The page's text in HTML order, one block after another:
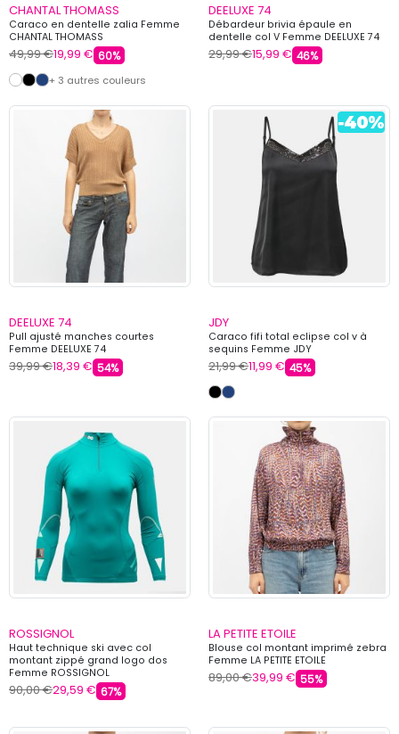
CHANTAL THOMASS
Caraco en dentelle zalia Femme
CHANTAL THOMASS
49,99 €19,99 € 60%
+ 3 autres couleurs
DEELUXE 74
Débardeur brivia épaule en
dentelle col V Femme DEELUXE 74
29,99 €15,99 € 46%
DEELUXE 74
Pull ajusté manches courtes
Femme DEELUXE 74
39,99 €18,39 € 54%
JDY
Caraco fifi total eclipse col v à
sequins Femme JDY
21,99 €11,99 € 45%
ROSSIGNOL
Haut technique ski avec col
montant zippé grand logo dos
Femme ROSSIGNOL
90,00 €29,59 € 67%
LA PETITE ETOILE
Blouse col montant imprimé zebra
Femme LA PETITE ETOILE
89,00 €39,99 € 55%